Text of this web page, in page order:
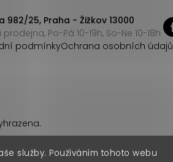
služby. Používáním tohoto webu
982/25, Praha - Žižkov 13000
Po-Pá 10-19h, So-Ne 10-18h
podmínkyOchrana osobních údajů